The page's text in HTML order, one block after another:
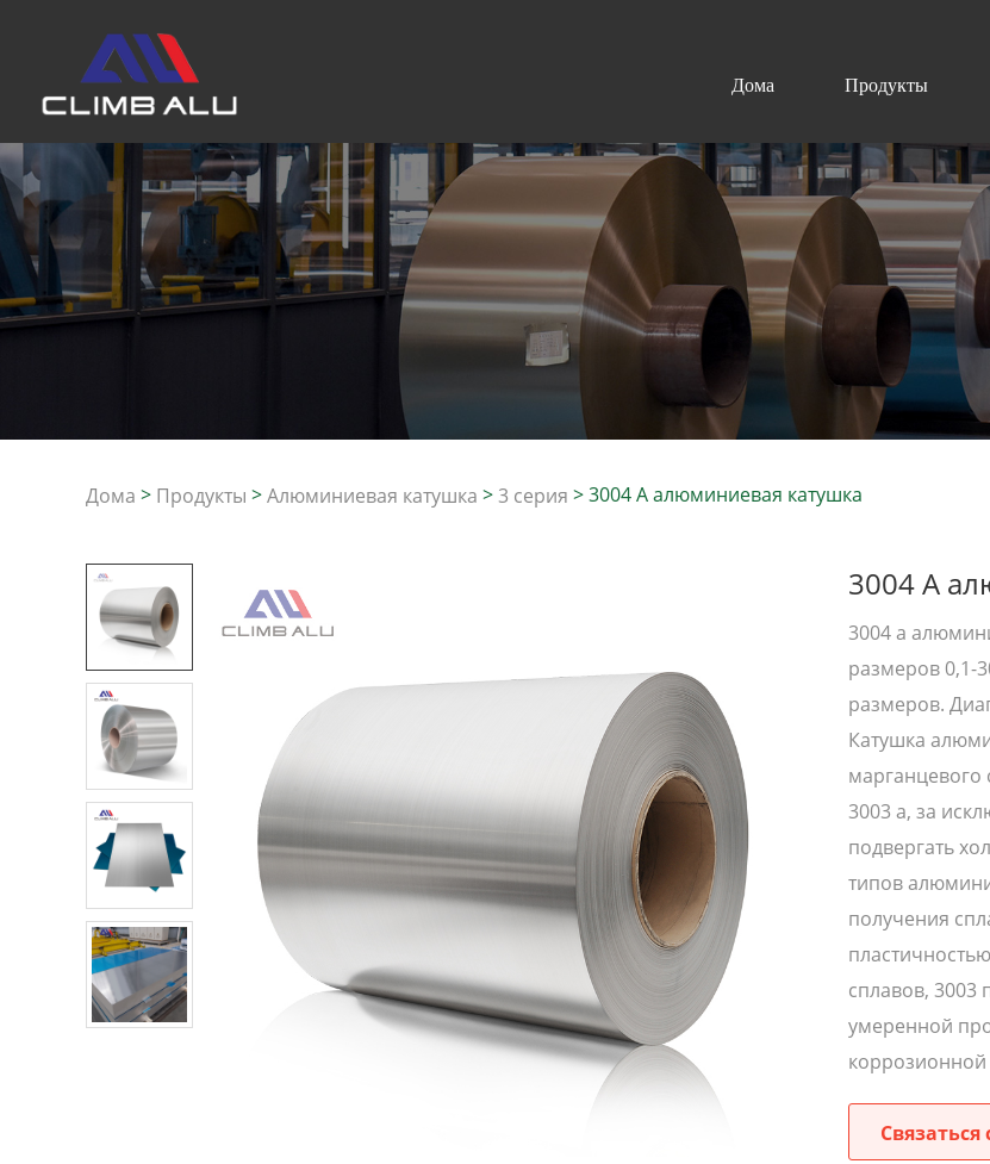
Дома Продукты
Дома > Продукты >Алюминиевая катушка >3 серия >3004 A алюминиевая катушка
3004 A
3004 a
размеров 0,1-
размеров.
Катушка
марганцевого
3003 a, за
подвергать
типов
получения
сплавов, 3003
умеренной
коррозионной